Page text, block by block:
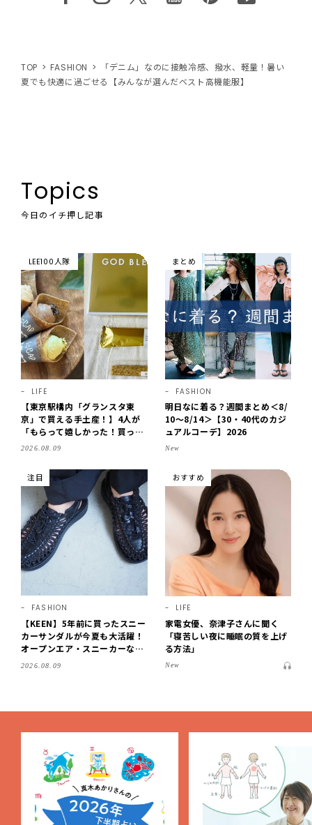
TOP FASHION
「デニム」なのに接触冷感、撥水、軽量！暑い
夏でも快適に過ごせる【みんなが選んだベスト高機能服】
Topics
今日のイチ押し記事
LEE100人隊
LIFE
【東京駅構内「グランスタ東
京」で買える手土産！】4人が
「もらって嬉しかった！買って
よかった」スイーツを拝見♪G
菓子、SOBAPのミニクレー
プ…etc.【2026】
2026.08.09
まとめ
FASHION
明日なに着る？週間まとめ＜8/
10～8/14＞【30・40代のカジ
ュアルコーデ】2026
New
注目
FASHION
【KEEN】5年前に買ったスニー
カーサンダルが今夏も大活躍！
オープンエア・スニーカーなら
涼しくて歩きやすい【LEE編集
2026.08.09
おすすめ
LIFE
家電女優、奈津子さんに聞く
「寝苦しい夜に睡眠の質を上げ
る方法」
New